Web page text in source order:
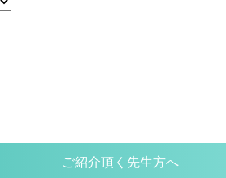
ご紹介頂く先生方へ